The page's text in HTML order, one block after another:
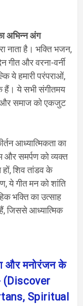
अभिन्न अंग
नाता है। भक्ति भजन,
गीत और वरना-वर्नी
ये हमारी परंपराओं,
हैं। ये सभी संगीतमय
समाज को एकजुट
आध्यात्मिकता का
और समर्पण को व्यक्त
,शिव तांडव के
,ये गीत मन को शांति
भक्ति का उत्साह
,जिससे आध्यात्मिक
और मनोरंजन के
(Discover
Spiritual